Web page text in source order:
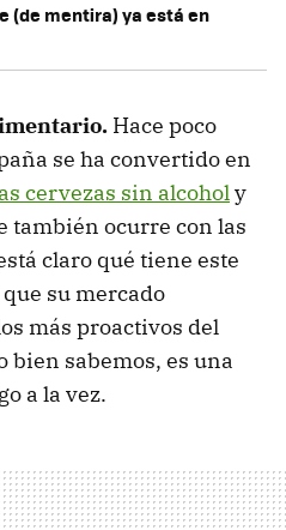
(de mentira) ya está en
Hace poco
se ha convertido en
cervezas sin alcoholy
también ocurre con las
claro qué tiene este
su mercado
más proactivos del
bien sabemos, es una
a la vez.